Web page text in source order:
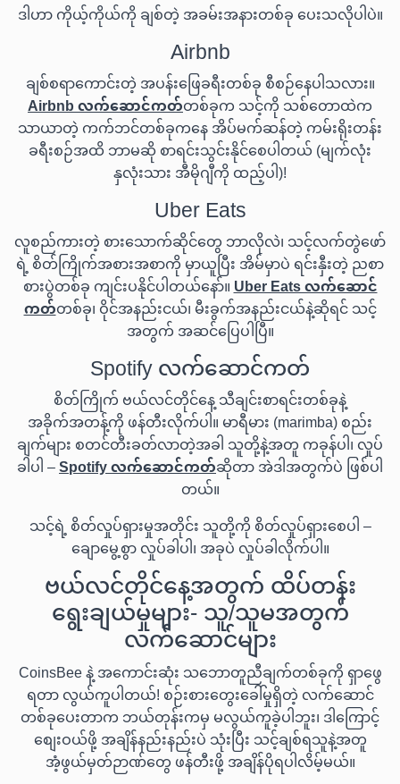
ဒါဟာ ကိုယ့်ကိုယ်ကို ချစ်တဲ့ အခမ်းအနားတစ်ခု ပေးသလိုပါပဲ။
Airbnb
ချစ်စရာကောင်းတဲ့ အပန်းဖြေခရီးတစ်ခု စီစဉ်နေပါသလား။
Airbnb လက်ဆောင်ကတ်တစ်ခုက သင့်ကို သစ်တောထဲက
သာယာတဲ့ ကက်ဘင်တစ်ခုကနေ အိပ်မက်ဆန်တဲ့ ကမ်းရိုးတန်း
ခရီးစဉ်အထိ ဘာမဆို စာရင်းသွင်းနိုင်စေပါတယ် (မျက်လုံး
နှလုံးသား အီမိုဂျီကို ထည့်ပါ)!
Uber Eats
လူစည်ကားတဲ့ စားသောက်ဆိုင်တွေ ဘာလိုလဲ၊ သင့်လက်တွဲဖော်
ရဲ့ စိတ်ကြိုက်အစားအစာကို မှာယူပြီး အိမ်မှာပဲ ရင်းနှီးတဲ့ ညစာ
စားပွဲတစ်ခု ကျင်းပနိုင်ပါတယ်နော်။Uber Eats လက်ဆောင်
ကတ်တစ်ခု၊ ဝိုင်အနည်းငယ်၊ မီးခွက်အနည်းငယ်နဲ့ဆိုရင် သင့်
အတွက် အဆင်ပြေပါပြီ။
Spotify လက်ဆောင်ကတ်
စိတ်ကြိုက် ဗယ်လင်တိုင်နေ့ သီချင်းစာရင်းတစ်ခုနဲ့
အခိုက်အတန့်ကို ဖန်တီးလိုက်ပါ။ မာရီမား (marimba) စည်း
ချက်များ စတင်တီးခတ်လာတဲ့အခါ သူတို့နဲ့အတူ ကခုန်ပါ၊ လှုပ်
ခါပါ –Spotify လက်ဆောင်ကတ်ဆိုတာ အဲဒါအတွက်ပဲ ဖြစ်ပါ
တယ်။
သင့်ရဲ့ စိတ်လှုပ်ရှားမှုအတိုင်း သူတို့ကို စိတ်လှုပ်ရှားစေပါ –
ချောမွေ့စွာ လှုပ်ခါပါ၊ အခုပဲ လှုပ်ခါလိုက်ပါ။
ဗယ်လင်တိုင်နေ့အတွက် ထိပ်တန်း
ရွေးချယ်မှုများ- သူ/သူမအတွက်
လက်ဆောင်များ
CoinsBee နဲ့ အကောင်းဆုံး သဘောတူညီချက်တစ်ခုကို ရှာဖွေ
ရတာ လွယ်ကူပါတယ်! စဉ်းစားတွေးခေါ်မှုရှိတဲ့ လက်ဆောင်
တစ်ခုပေးတာက ဘယ်တုန်းကမှ မလွယ်ကူခဲ့ပါဘူး၊ ဒါကြောင့်
စျေးဝယ်ဖို့ အချိန်နည်းနည်းပဲ သုံးပြီး သင့်ချစ်ရသူနဲ့အတူ
အံ့ဖွယ်မှတ်ဉာဏ်တွေ ဖန်တီးဖို့ အချိန်ပိုရပါလိမ့်မယ်။